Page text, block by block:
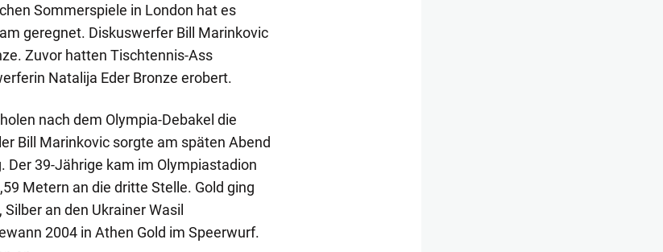
Sommerspiele in London hat es
geregnet. Diskuswerfer Bill Marinkovic
Zuvor hatten Tischtennis-Ass
Natalija Eder Bronze erobert.
nach dem Olympia-Debakel die
Bill Marinkovic sorgte am späten Abend
39-Jährige kam im Olympiastadion
Metern an die dritte Stelle. Gold ging
an den Ukrainer Wasil
2004 in Athen Gold im Speerwurf.